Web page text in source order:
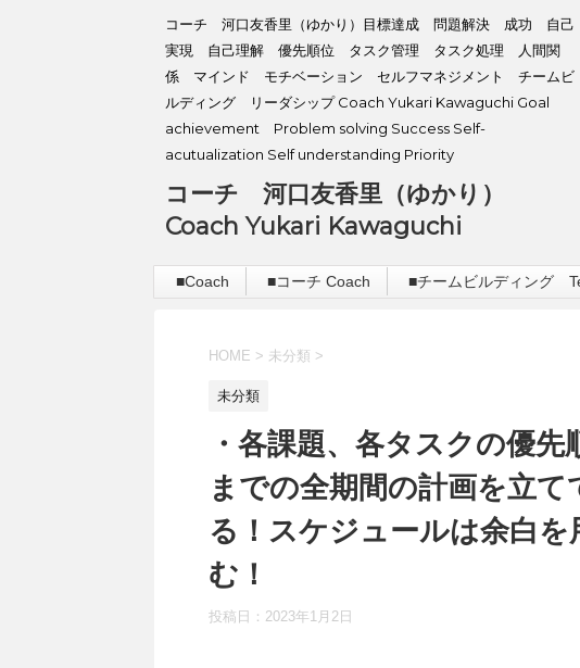
コーチ 河口友香里（ゆかり）目標達成 問題解決 成功 自己
実現 自己理解 優先順位 タスク管理 タスク処理 人間関
係 マインド モチベーション セルフマネジメント チームビ
ルディング リーダシップ Coach Yukari Kawaguchi Goal
achievement Problem solving Success Self-
acutualization Self understanding Priority
コーチ 河口友香里（ゆかり）
Coach Yukari Kawaguchi
■Coach ■コーチ Coach ■チームビルディング
HOME > 未分類 >
未分類
・各課題、各タスクの優
までの全期間の計画を立
る！スケジュールは余白を
む！
投稿日： 2023年1月2日